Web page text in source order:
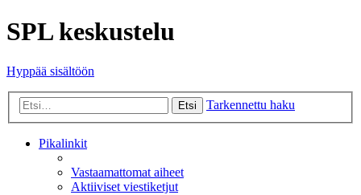
SPL keskustelu
Hyppää sisältöön
Etsi Tarkennettu haku
Pikalinkit
Vastaamattomat aiheet
Aktiiviset viestiketjut